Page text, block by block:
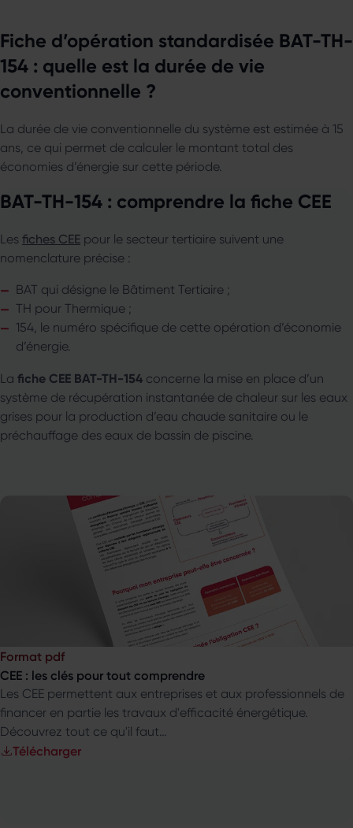
Fiche d’opération standardisée BAT-TH-
154 : quelle est la durée de vie
conventionnelle ?
La durée de vie conventionnelle du système est estimée à 15
ans, ce qui permet de calculer le montant total des
économies d’énergie sur cette période.
BAT-TH-154 : comprendre la fiche CEE
Les fiches CEE pour le secteur tertiaire suivent une
nomenclature précise :
BAT qui désigne le Bâtiment Tertiaire ;
TH pour Thermique ;
154, le numéro spécifique de cette opération d’économie
d’énergie.
La fiche CEE BAT-TH-154 concerne la mise en place d’un
système de récupération instantanée de chaleur sur les eaux
grises pour la production d’eau chaude sanitaire ou le
préchauffage des eaux de bassin de piscine.
Format pdf
CEE : les clés pour tout comprendre
Les CEE permettent aux entreprises et aux professionnels de
financer en partie les travaux d'efficacité énergétique.
Découvrez tout ce qu'il faut…
Télécharger